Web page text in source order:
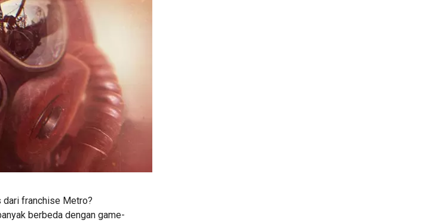
dari franchise Metro?
berbeda dengan game-